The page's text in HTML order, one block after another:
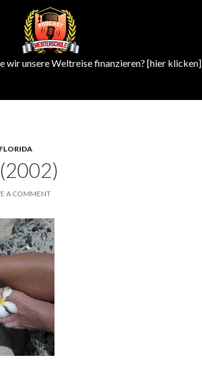
wir unsere Weltreise finanzieren? [hier klicken]
A COMMENT